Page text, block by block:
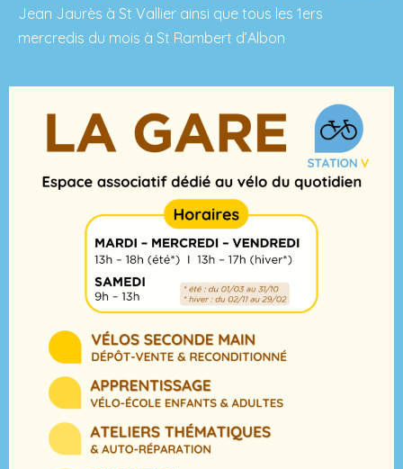
Jean Jaurès à St Vallier ainsi que tous les 1ers
mercredis du mois à St Rambert d’Albon